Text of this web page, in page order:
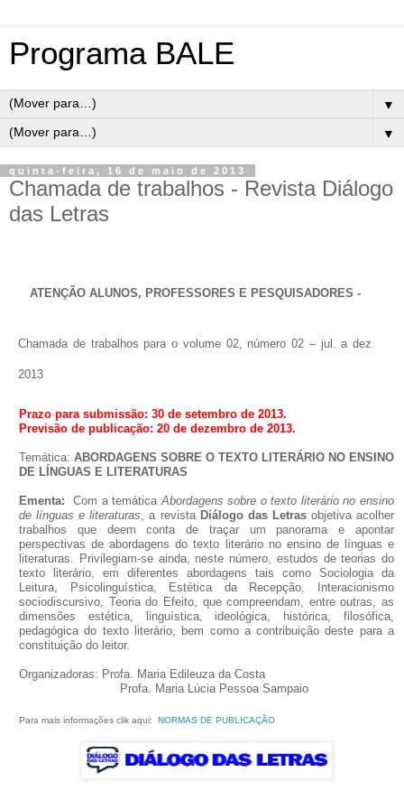
Programa BALE
▼
▼
quinta-feira, 16 de maio de 2013
Chamada de trabalhos - Revista Diálogo
das Letras
ATENÇÃO ALUNOS, PROFESSORES E PESQUISADORES -
Chamada de trabalhos para o volume 02, número 02 – jul. a dez.
2013
Prazo para submissão: 30 de setembro de 2013.
Previsão de publicação: 20 de dezembro de 2013.
Temática: ABORDAGENS SOBRE O TEXTO LITERÁRIO NO ENSINO
DE LÍNGUAS E LITERATURAS
Ementa: Com a temática Abordagens sobre o texto literário no ensino
de línguas e literaturas , a revista Diálogo das Letrasobjetiva acolher
trabalhos que deem conta de traçar um panorama e apontar
perspectivas de abordagens do texto literário no ensino de línguas e
literaturas. Privilegiam-se ainda, neste número, estudos de teorias do
texto literário, em diferentes abordagens tais como Sociologia da
Leitura, Psicolinguística, Estética da Recepção, Interacionismo
sociodiscursivo, Teoria do Efeito, que compreendam, entre outras, as
dimensões estética, linguística, ideológica, histórica, filosófica,
pedagógica do texto literário, bem como a contribuição deste para a
constituição do leitor.
Organizadoras: Profa. Maria Edileuza da Costa
Profa. Maria Lúcia Pessoa Sampaio
Para mais informações clik aqui: NORMAS DE PUBLICAÇÃO